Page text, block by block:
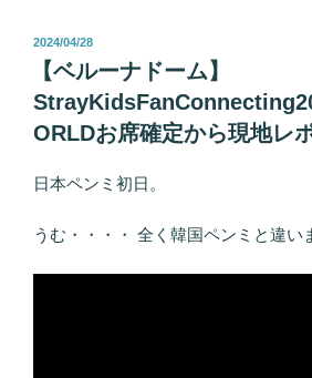
投
日:
2024/04/28
【ベルーナドーム】
ORLDお席確定から現地レ
日本ペンミ初日。
うむ・・・・ 全く韓国ペンミと違い